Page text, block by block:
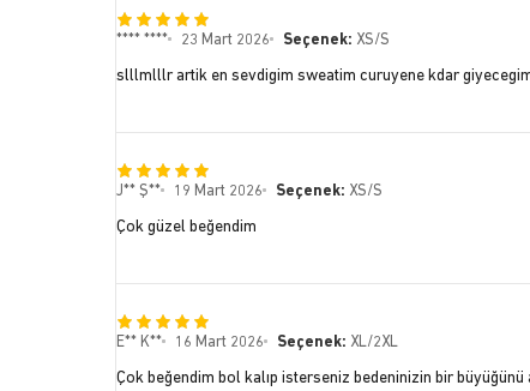
**** **** 23 Mart 2026 Seçenek: XS/S
slllmlllr artik en sevdigim sweatim curuyene kdar
J** Ş** 19 Mart 2026 Seçenek: XS/S
Çok güzel beğendim
E** K** 16 Mart 2026 Seçenek: XL/2XL
Çok beğendim bol kalıp isterseniz bedeninizin bir